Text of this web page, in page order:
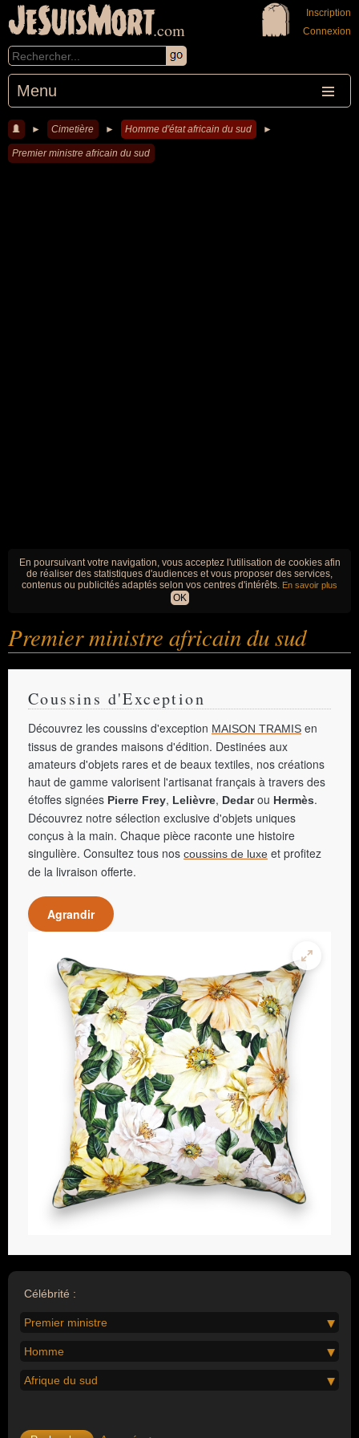
JeSuisMort.com
Menu
Inscription
Connexion
► Cimetière ► Homme d'état africain du sud ►
Premier ministre africain du sud
En poursuivant votre navigation, vous acceptez l'utilisation de cookies afin
de réaliser des statistiques d'audiences et vous proposer des services,
contenus ou publicités adaptés selon vos centres d'intérêts. En savoir plus
OK
Premier ministre africain du sud
Coussins d'Exception
Découvrez les coussins d'exception MAISON TRAMIS en
tissus de grandes maisons d'édition. Destinées aux
amateurs d'objets rares et de beaux textiles, nos créations
haut de gamme valorisent l'artisanat français à travers des
étoffes signées Pierre Frey, Lelièvre, Dedarou Hermès.
Découvrez notre sélection exclusive d'objets uniques
conçus à la main. Chaque pièce raconte une histoire
singulière. Consultez tous nos coussins de luxe et profitez
de la livraison offerte.
Agrandir
Célébrité :
Premier ministre
Homme
Afrique du sud